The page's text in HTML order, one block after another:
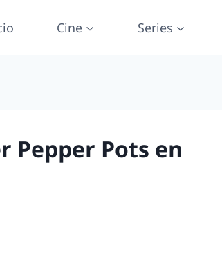
Cine Series
Pepper Pots en